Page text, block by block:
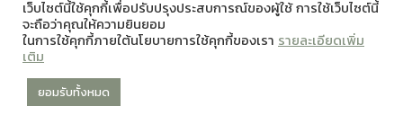
เว็บไซต์นี้ใช้คุกกี้เพื่อปรับปรุงประสบการณ์ของผู้ใช้ การใช้เว็บไซต์นี้
จะถือว่าคุณให้ความยินยอม
ในการใช้คุกกี้ภายใต้นโยบายการใช้คุกกี้ของเรา รายละเอียดเพิ่ม
เติม
ยอมรับทั้งหมด